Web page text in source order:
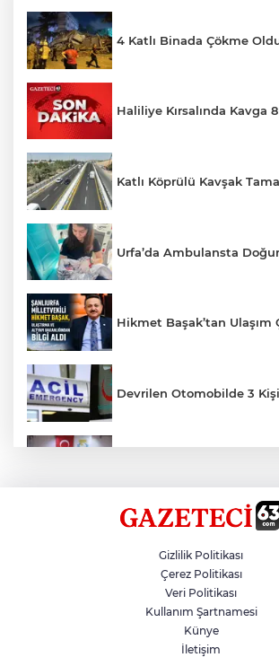
4 Katlı Binada Çökme
Haliliye Kırsalında Kavga 8
Katlı Köprülü Kavşak
Urfa’da Ambulansta
Hikmet Başak’tan Ulaşım
Devrilen Otomobilde 3 Kişi
Taş Tepelere Yurt Dışı
Fenerbahçe, Avantaj Elde
Gizlilik Politikası
Çerez Politikası
Veri Politikası
Kullanım Şartnamesi
Künye
İletişim